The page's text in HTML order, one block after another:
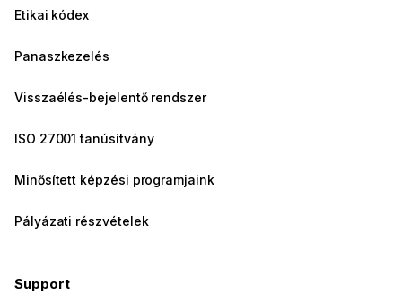
Etikai kódex
Panaszkezelés
Visszaélés-bejelentő rendszer
ISO 27001 tanúsítvány
Minősített képzési programjaink
Pályázati részvételek
Support